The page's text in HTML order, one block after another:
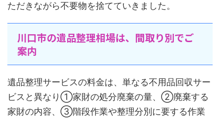
ただきながら不要物を捨てていきました。
川口市の遺品整理相場は、間取り別でご
案内
遺品整理サービスの料金は、単なる不用品回収サー
ビスと異なり①家財の処分廃棄の量、②廃棄する
家財の内容、③階段作業や整理分別に要する作業